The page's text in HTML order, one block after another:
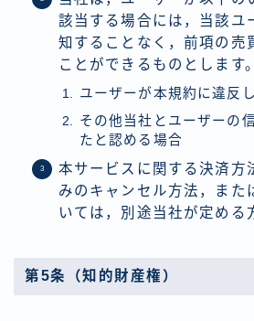
該当する場合には，当該ユ
知することなく，前項の売
ことができるものとします。
ユーザーが本規約に違反
その他当社とユーザーの
たと認める場合
本サービスに関する決済方
みのキャンセル方法，また
いては，別途当社が定める
第5条（知的財産権）